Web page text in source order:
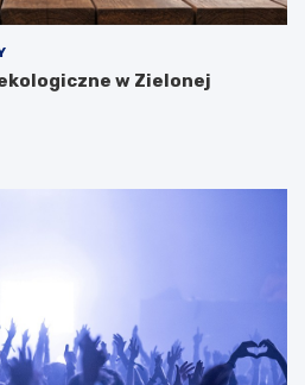
w Zielonej